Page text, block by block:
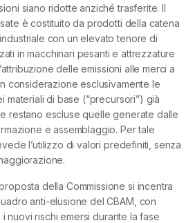
siano ridotte anziché trasferite. Il
è costituito da prodotti della catena
con un elevato tenore di
in macchinari pesanti e attrezzature
delle emissioni alle merci a
considerazione esclusivamente le
materiali di base (“precursori”) già
restano escluse quelle generate dalle
e assemblaggio. Per tale
l’utilizzo di valori predefiniti, senza
della Commissione si incentra
anti-elusione del CBAM, con
nuovi rischi emersi durante la fase